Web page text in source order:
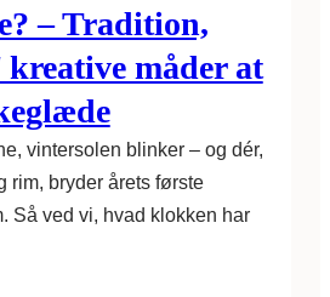
– Tradition,
måder at
vintersolen blinker – og dér,
rim, bryder årets første
Så ved vi, hvad klokken har